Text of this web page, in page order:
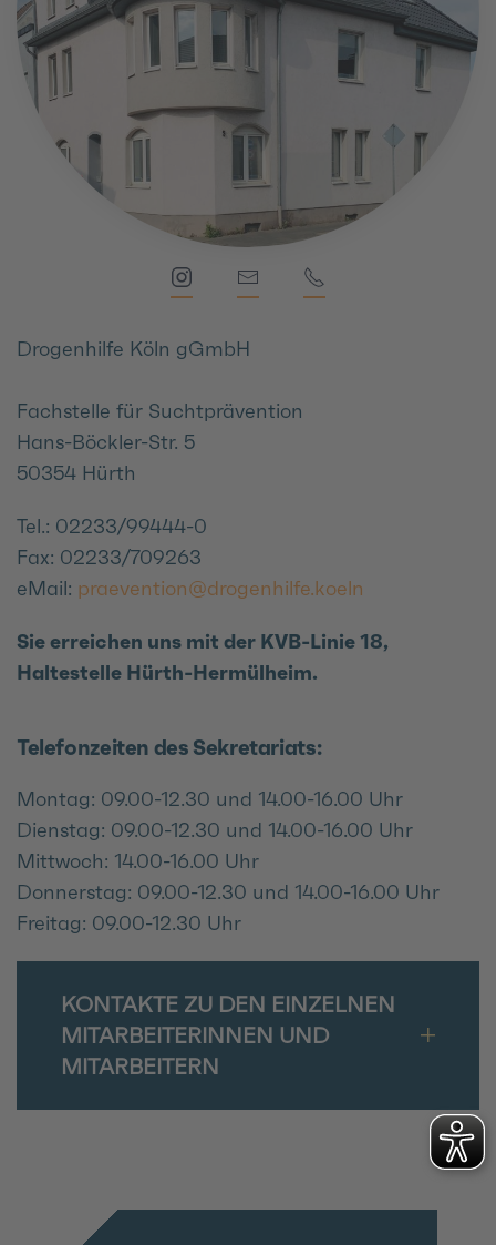
Drogenhilfe Köln gGmbH
Fachstelle für Suchtprävention
Hans-Böckler-Str. 5
50354 Hürth
Tel.: 02233/99444-0
Fax: 02233/709263
eMail: praevention@drogenhilfe.koeln
Sie erreichen uns mit der KVB-Linie 18,
Haltestelle Hürth-Hermülheim.
Telefonzeiten des Sekretariats:
Montag: 09.00-12.30 und 14.00-16.00 Uhr
Dienstag: 09.00-12.30 und 14.00-16.00 Uhr
Mittwoch: 14.00-16.00 Uhr
Donnerstag: 09.00-12.30 und 14.00-16.00 Uhr
Freitag: 09.00-12.30 Uhr
KONTAKTE ZU DEN EINZELNEN
MITARBEITERINNEN UND
MITARBEITERN